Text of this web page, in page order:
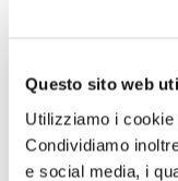
Questo sito web
Utilizziamo i
Condividiamo
e social media, i